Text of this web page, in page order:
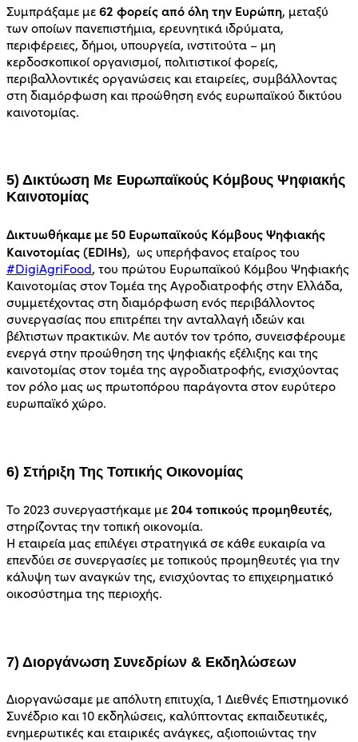
Συμπράξαμε με62 φορείς από όλη την Ευρώπη, μεταξύ
των οποίων πανεπιστήμια, ερευνητικά ιδρύματα,
περιφέρειες, δήμοι, υπουργεία, ινστιτούτα – μη
κερδοσκοπικοί οργανισμοί, πολιτιστικοί φορείς,
περιβαλλοντικές οργανώσεις και εταιρείες, συμβάλλοντας
στη διαμόρφωση και προώθηση ενός ευρωπαϊκού δικτύου
καινοτομίας.
5) Δικτύωση Με Ευρωπαϊκούς Κόμβους Ψηφιακής
Καινοτομίας
Δικτυωθήκαμε με 50 Ευρωπαϊκούς Κόμβους Ψηφιακής
Καινοτομίας (EDIHs), ως υπερήφανος εταίρος του
#DigiAgriFood, του πρώτου Ευρωπαϊκού Κόμβου Ψηφιακής
Καινοτομίας στον Τομέα της Αγροδιατροφής στην Ελλάδα,
συμμετέχοντας στη διαμόρφωση ενός περιβάλλοντος
συνεργασίας που επιτρέπει την ανταλλαγή ιδεών και
βέλτιστων πρακτικών. Με αυτόν τον τρόπο, συνεισφέρουμε
ενεργά στην προώθηση της ψηφιακής εξέλιξης και της
καινοτομίας στον τομέα της αγροδιατροφής, ενισχύοντας
τον ρόλο μας ως πρωτοπόρου παράγοντα στον ευρύτερο
ευρωπαϊκό χώρο.
6) Στήριξη Της Τοπικής Οικονομίας
Το 2023 συνεργαστήκαμε με204 τοπικούς προμηθευτές,
στηρίζοντας την τοπική οικονομία.
Η εταιρεία μας επιλέγει στρατηγικά σε κάθε ευκαιρία να
επενδύει σε συνεργασίες με τοπικούς προμηθευτές για την
κάλυψη των αναγκών της, ενισχύοντας το επιχειρηματικό
οικοσύστημα της περιοχής.
7) Διοργάνωση Συνεδρίων & Εκδηλώσεων
Διοργανώσαμε με απόλυτη επιτυχία, 1 Διεθνές Επιστημονικό
Συνέδριο και 10 εκδηλώσεις, καλύπτοντας εκπαιδευτικές,
ενημερωτικές και εταιρικές ανάγκες, αξιοποιώντας την